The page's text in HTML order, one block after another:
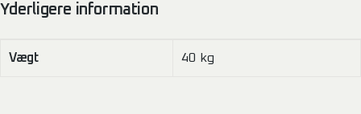
Yderligere information
Vægt 40 kg